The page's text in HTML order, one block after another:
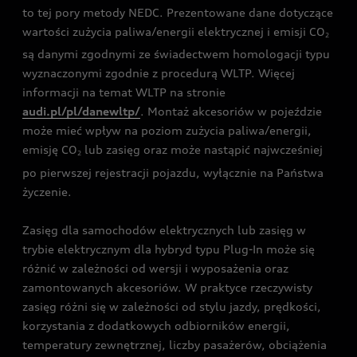
to tej pory metody NEDC. Prezentowane dane dotyczące
wartości zużycia paliwa/energii elektrycznej i emisji CO2
są danymi zgodnymi ze świadectwem homologacji typu
wyznaczonymi zgodnie z procedurą WLTP. Więcej
informacji na temat WLTP na stronie
audi.pl/pl/danewltp/. Montaż akcesoriów w pojeździe
może mieć wpływ na poziom zużycia paliwa/energii,
emisję CO2 lub zasięg oraz może nastąpić najwcześniej
po pierwszej rejestracji pojazdu, wyłącznie na Państwa
życzenie.
Zasięg dla samochodów elektrycznych lub zasięg w
trybie elektrycznym dla hybryd typu Plug-In może się
różnić w zależności od wersji i wyposażenia oraz
zamontowanych akcesoriów. W praktyce rzeczywisty
zasięg różni się w zależności od stylu jazdy, prędkości,
korzystania z dodatkowych odbiorników energii,
temperatury zewnętrznej, liczby pasażerów, obciążenia